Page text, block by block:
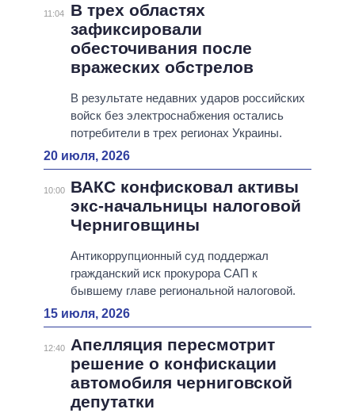
11:04
В трех областях
зафиксировали
обесточивания после
вражеских обстрелов
В результате недавних ударов российских
войск без электроснабжения остались
потребители в трех регионах Украины.
20 июля, 2026
10:00
ВАКС конфисковал активы
экс-начальницы налоговой
Черниговщины
Антикоррупционный суд поддержал
гражданский иск прокурора САП к
бывшему главе региональной налоговой.
15 июля, 2026
12:40
Апелляция пересмотрит
решение о конфискации
автомобиля черниговской
депутатки